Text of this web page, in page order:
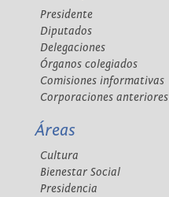
Presidente
Diputados
Delegaciones
Órganos colegiados
Comisiones informativas
Corporaciones anteriores
Áreas
Cultura
Bienestar Social
Presidencia